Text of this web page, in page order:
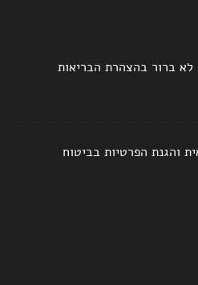
ברור בהצהרת הבריאות
והגנת הפרטיות בביטוח